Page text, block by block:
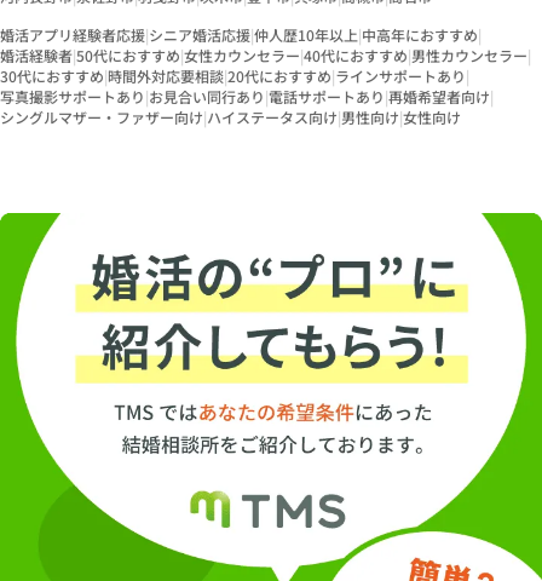
婚活アプリ経験者応援|シニア婚活応援|仲人歴10年以上|中高年におすすめ|
婚活経験者|50代におすすめ|女性カウンセラー|40代におすすめ|男性カウンセラー|
30代におすすめ|時間外対応要相談|20代におすすめ|ラインサポートあり|
写真撮影サポートあり|お見合い同行あり|電話サポートあり|再婚希望者向け|
シングルマザー・ファザー向け|ハイステータス向け|男性向け|女性向け